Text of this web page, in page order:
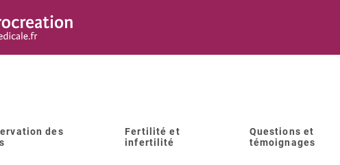
des
Fertilité et
infertilité
Questions et
témoignages